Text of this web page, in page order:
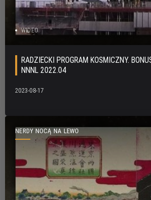
WIDEO
RADZIECKI PROGRAM KOSMICZNY.
NNNL 2022.04
2023-08-17
NERDY NOCĄ NA LEWO